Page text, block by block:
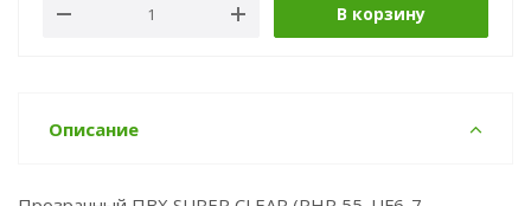
В корзину
Описание